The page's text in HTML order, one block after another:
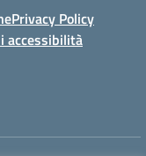
Privacy Policy
accessibilità